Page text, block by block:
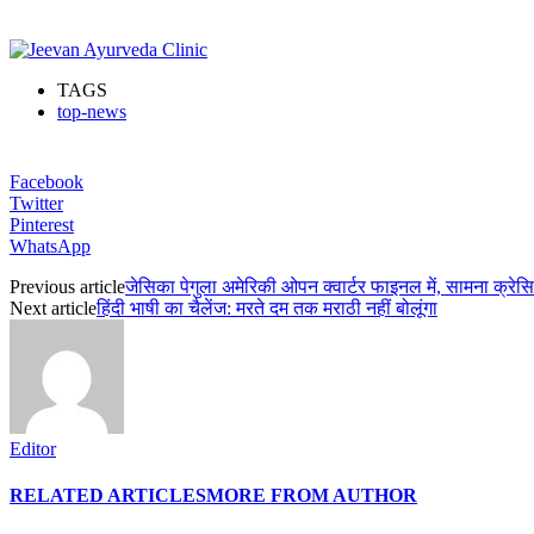
TAGS
top-news
Facebook
Twitter
Pinterest
WhatsApp
Previous articleजेसिका पेगुला अमेरिकी ओपन क्वार्टर फाइनल में, सामना
Next articleहिंदी भाषी का चैलेंज: मरते दम तक मराठी नहीं बोलूंगा
Editor
RELATED ARTICLESMORE FROM AUTHOR